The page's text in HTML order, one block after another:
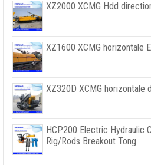
XZ2000 XCMG Hdd
XZ1600 XCMG horizontale
XZ320D XCMG horizontale
HCP200 Electric Hydraulic
Rig/Rods Breakout Tong